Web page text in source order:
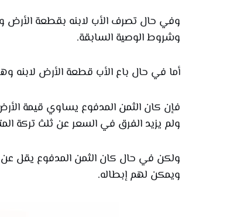
وفي حال تصرف الأب لابنه بقطعة الأرض
وشروط الوصية السابقة.
أما في حال باع الأب قطعة الأرض لابنه
فإن كان الثمن المدفوع يساوي قيمة
ولم يزيد الفرق في السعر عن ثلث تركة
ولكن في حال كان الثمن المدفوع يقل عن
ويمكن لهم إبطاله.